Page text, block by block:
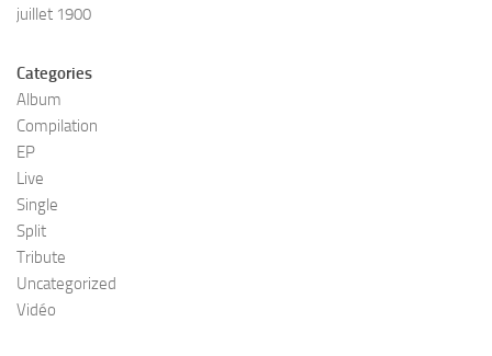
juillet 1900
Categories
Album
Compilation
EP
Live
Single
Split
Tribute
Uncategorized
Vidéo